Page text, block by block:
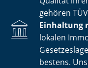
gehören
Einhaltung
lokalen
bestens.